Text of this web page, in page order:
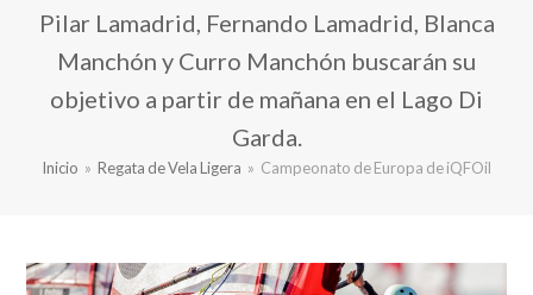
Pilar Lamadrid, Fernando Lamadrid, Blanca
Manchón y Curro Manchón buscarán su
objetivo a partir de mañana en el Lago Di
Garda.
Inicio » Regata de Vela Ligera » Campeonato de Europa de iQFOil